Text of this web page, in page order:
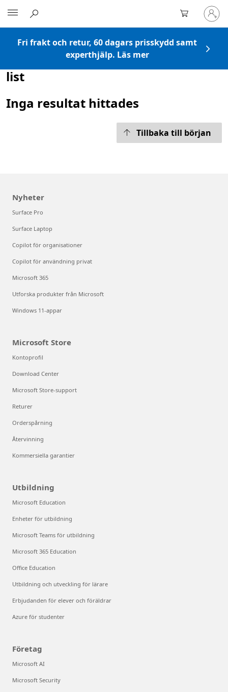
Logga
in
på
konto
Fri frakt och retur, 60 dagars prisskydd samt
experthjälp. Läs mer
list
Inga resultat hittades
Tillbaka till början
Nyheter
Surface Pro
Surface Laptop
Copilot för organisationer
Copilot för användning privat
Microsoft 365
Utforska produkter från Microsoft
Windows 11-appar
Microsoft Store
Kontoprofil
Download Center
Microsoft Store-support
Returer
Orderspårning
Återvinning
Kommersiella garantier
Utbildning
Microsoft Education
Enheter för utbildning
Microsoft Teams för utbildning
Microsoft 365 Education
Office Education
Utbildning och utveckling för lärare
Erbjudanden för elever och föräldrar
Azure för studenter
Företag
Microsoft AI
Microsoft Security